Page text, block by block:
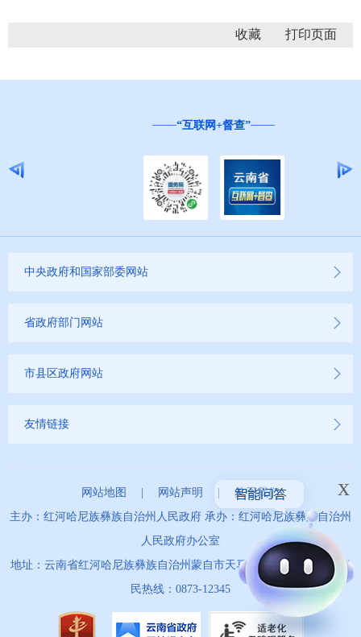
收藏
“互联网+督查”
中央政府和国家部委网站
省政府部门网站
市县区政府网站
友情链接
网站地图 网站声明
关于我们
主办：红河哈尼族彝族自治州人民政府 承办：红河哈尼族彝族自治州
人民政府办公室
地址：云南省红河哈尼族彝族自治州蒙自市天马路67号 政务服务便
民热线：0873-12345
x